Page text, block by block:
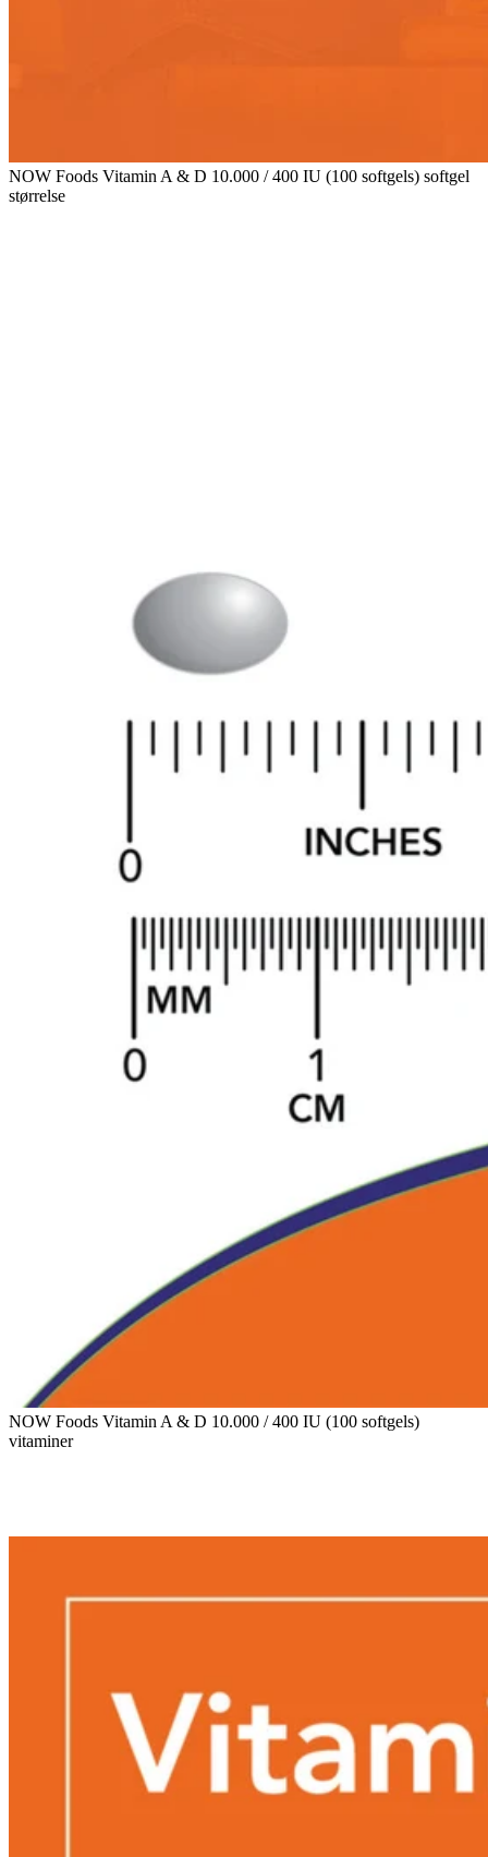
NOW Foods Vitamin A & D 10.000 / 400 IU (100 softgels) softgel
størrelse
NOW Foods Vitamin A & D 10.000 / 400 IU (100 softgels)
vitaminer